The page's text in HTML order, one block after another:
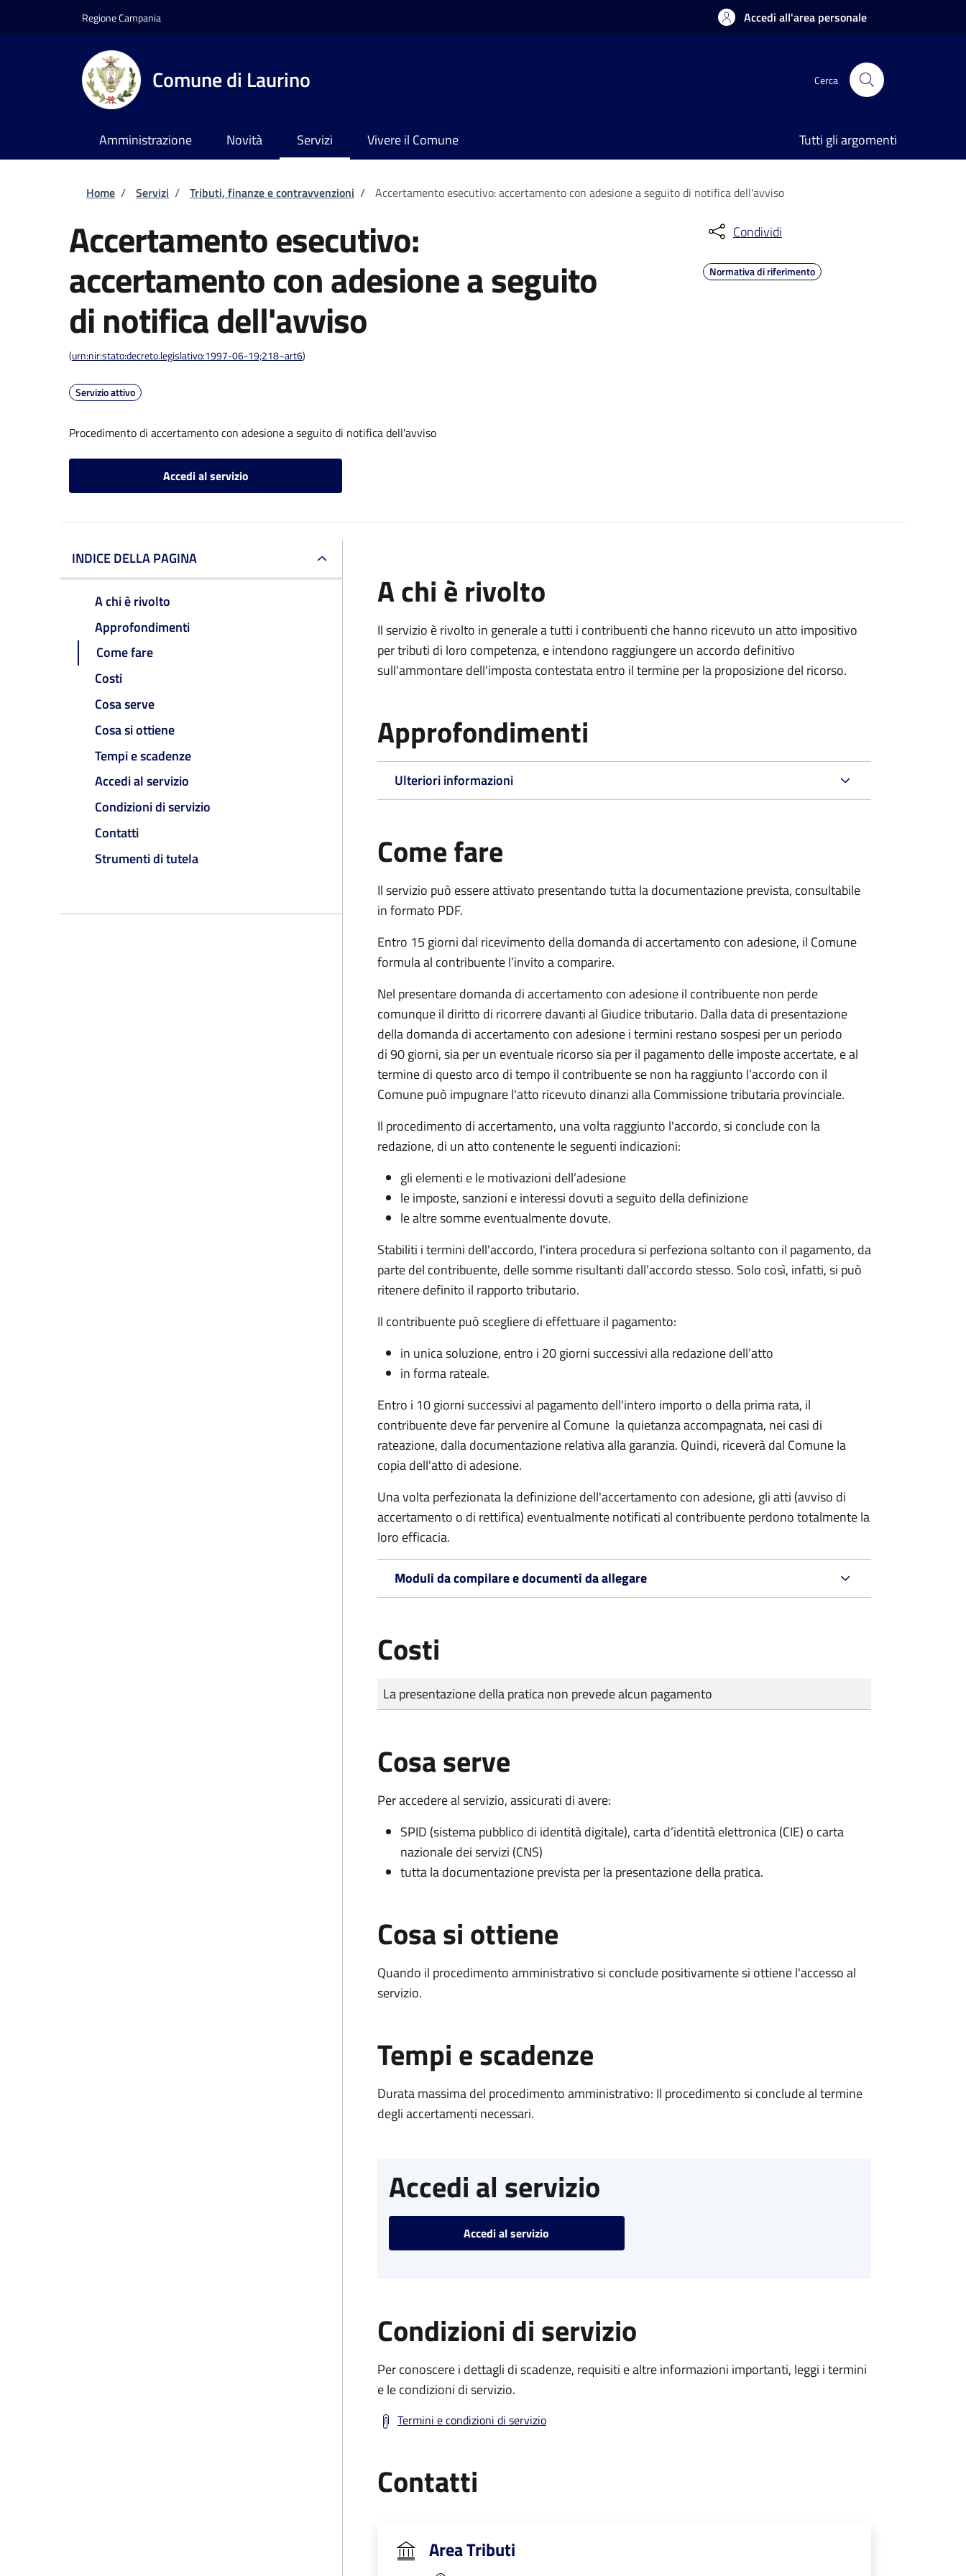
Regione Campania Accedi all'area personale
Comune di Laurino Cerca
Amministrazione Novità Servizi Vivere il Comune Tutti gli argomenti
Briciole di pane
Home / Servizi / Tributi, finanze e contravvenzioni / Accertamento esecutivo: accertamento con adesione a seguito di notifica dell'avviso
Accertamento esecutivo:
accertamento con adesione a seguito
di notifica dell'avviso
(urn:nir:stato:decreto.legislativo:1997-06-19;218~art6)
Servizio attivo
Procedimento di accertamento con adesione a seguito di notifica dell'avviso
Accedi al servizio
Condividi
Normativa di riferimento
INDICE DELLA PAGINA
A chi è rivolto
Approfondimenti
Come fare
Costi
Cosa serve
Cosa si ottiene
Tempi e scadenze
Accedi al servizio
Condizioni di servizio
Contatti
Strumenti di tutela
A chi è rivolto
Il servizio è rivolto in generale a tutti i contribuenti che hanno ricevuto un atto impositivo
per tributi di loro competenza, e intendono raggiungere un accordo definitivo
sull'ammontare dell'imposta contestata entro il termine per la proposizione del ricorso.
Approfondimenti
Ulteriori informazioni
Come fare
Il servizio può essere attivato presentando tutta la documentazione prevista, consultabile
in formato PDF.
Entro 15 giorni dal ricevimento della domanda di accertamento con adesione, il Comune
formula al contribuente l’invito a comparire.
Nel presentare domanda di accertamento con adesione il contribuente non perde
comunque il diritto di ricorrere davanti al Giudice tributario. Dalla data di presentazione
della domanda di accertamento con adesione i termini restano sospesi per un periodo
di 90 giorni, sia per un eventuale ricorso sia per il pagamento delle imposte accertate, e al
termine di questo arco di tempo il contribuente se non ha raggiunto l’accordo con il
Comune può impugnare l'atto ricevuto dinanzi alla Commissione tributaria provinciale.
Il procedimento di accertamento, una volta raggiunto l'accordo, si conclude con la
redazione, di un atto contenente le seguenti indicazioni:
gli elementi e le motivazioni dell’adesione
le imposte, sanzioni e interessi dovuti a seguito della definizione
le altre somme eventualmente dovute.
Stabiliti i termini dell'accordo, l'intera procedura si perfeziona soltanto con il pagamento, da
parte del contribuente, delle somme risultanti dall’accordo stesso. Solo così, infatti, si può
ritenere definito il rapporto tributario.
Il contribuente può scegliere di effettuare il pagamento:
in unica soluzione, entro i 20 giorni successivi alla redazione dell’atto
in forma rateale.
Entro i 10 giorni successivi al pagamento dell'intero importo o della prima rata, il
contribuente deve far pervenire al Comune la quietanza accompagnata, nei casi di
rateazione, dalla documentazione relativa alla garanzia. Quindi, riceverà dal Comune la
copia dell'atto di adesione.
Una volta perfezionata la definizione dell'accertamento con adesione, gli atti (avviso di
accertamento o di rettifica) eventualmente notificati al contribuente perdono totalmente la
loro efficacia.
Moduli da compilare e documenti da allegare
Costi
Tipo di pagamento
Importo
La presentazione della pratica non prevede alcun pagamento
Cosa serve
Per accedere al servizio, assicurati di avere:
SPID (sistema pubblico di identità digitale), carta d’identità elettronica (CIE) o carta
nazionale dei servizi (CNS)
tutta la documentazione prevista per la presentazione della pratica.
Cosa si ottiene
Quando il procedimento amministrativo si conclude positivamente si ottiene l'accesso al
servizio.
Tempi e scadenze
Durata massima del procedimento amministrativo: Il procedimento si conclude al termine
degli accertamenti necessari.
Accedi al servizio
Accedi al servizio
Condizioni di servizio
Per conoscere i dettagli di scadenze, requisiti e altre informazioni importanti, leggi i termini
e le condizioni di servizio.
Termini e condizioni di servizio
Contatti
Area Tributi